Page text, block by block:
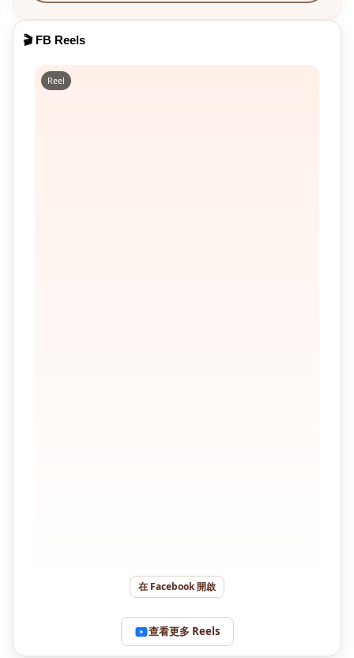
🎬 FB Reels
Reel
在 Facebook 開啟
查看更多 Reels